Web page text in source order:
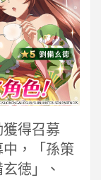
得召募
，「孫策
徳」、